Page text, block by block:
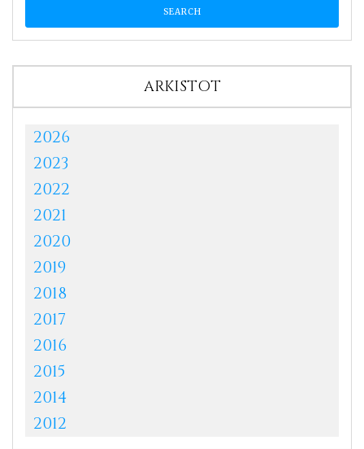
ARKISTOT
2026
2023
2022
2021
2020
2019
2018
2017
2016
2015
2014
2012